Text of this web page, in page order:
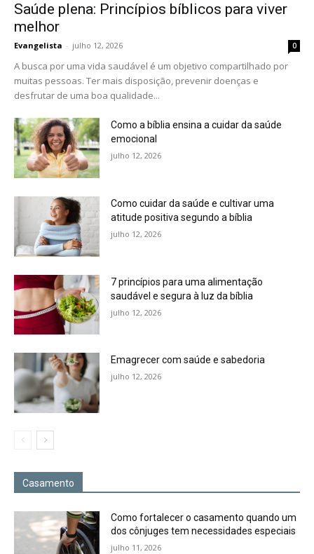
Saúde plena: Princípios bíblicos para viver
melhor
Evangelista - julho 12, 2026 0
A busca por uma vida saudável é um objetivo compartilhado por
muitas pessoas. Ter mais disposição, prevenir doenças e
desfrutar de uma boa qualidade...
Como a bíblia ensina a cuidar da saúde
emocional
julho 12, 2026
Como cuidar da saúde e cultivar uma
atitude positiva segundo a bíblia
julho 12, 2026
7 princípios para uma alimentação
saudável e segura à luz da bíblia
julho 12, 2026
Emagrecer com saúde e sabedoria
julho 12, 2026
Casamento
Como fortalecer o casamento quando um
dos cônjuges tem necessidades especiais
julho 11, 2026